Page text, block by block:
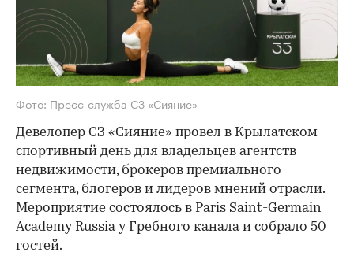
Фото: Пресс-служба СЗ «Сияние»
Девелопер СЗ «Сияние» провел в Крылатском
спортивный день для владельцев агентств
недвижимости, брокеров премиального
сегмента, блогеров и лидеров мнений отрасли.
Мероприятие состоялось в Paris Saint-Germain
Academy Russia у Гребного канала и собрало 50
гостей.